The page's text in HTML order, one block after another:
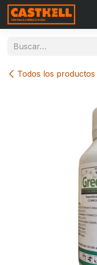
Ir al contenido
Todos los productos